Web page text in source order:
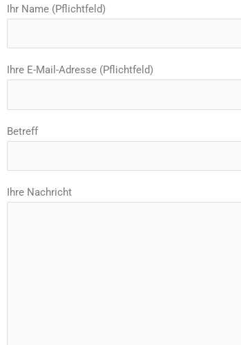
Ihr Name (Pflichtfeld)
Ihre E-Mail-Adresse (Pflichtfeld)
Betreff
Ihre Nachricht